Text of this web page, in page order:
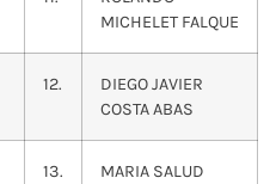
MICHELET FALQUE
12.
DIEGO JAVIER
COSTA ABAS
13.
MARIA SALUD